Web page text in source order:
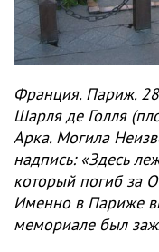
Франция. Париж.
Шарля де Голля
Арка. Могила
надпись: «Здесь
который погиб за
Именно в Париже
мемориале был